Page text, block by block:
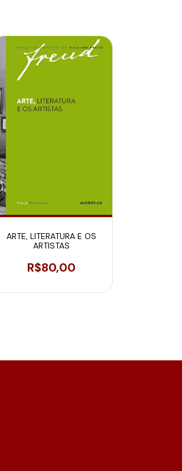
ARTE, LITERATURA E OS
ARTISTAS
R$80,00